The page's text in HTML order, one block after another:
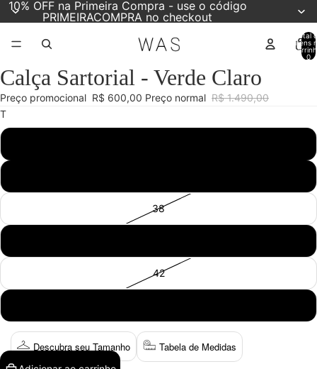
10% OFF na Primeira Compra - use o código
PRIMEIRACOMPRA no checkout
Total
itens
0
Abrir
imagem
em
tela
cheia
Abrir
imagem
em
tela
cheia
Abrir
imagem
em
tela
cheia
Abrir
imagem
em
tela
cheia
Calça Sartorial - Verde Claro
Preço promocional R$ 600,00 Preço normal R$ 1.490,00
T
38
42
Descubra seu Tamanho Tabela de Medidas